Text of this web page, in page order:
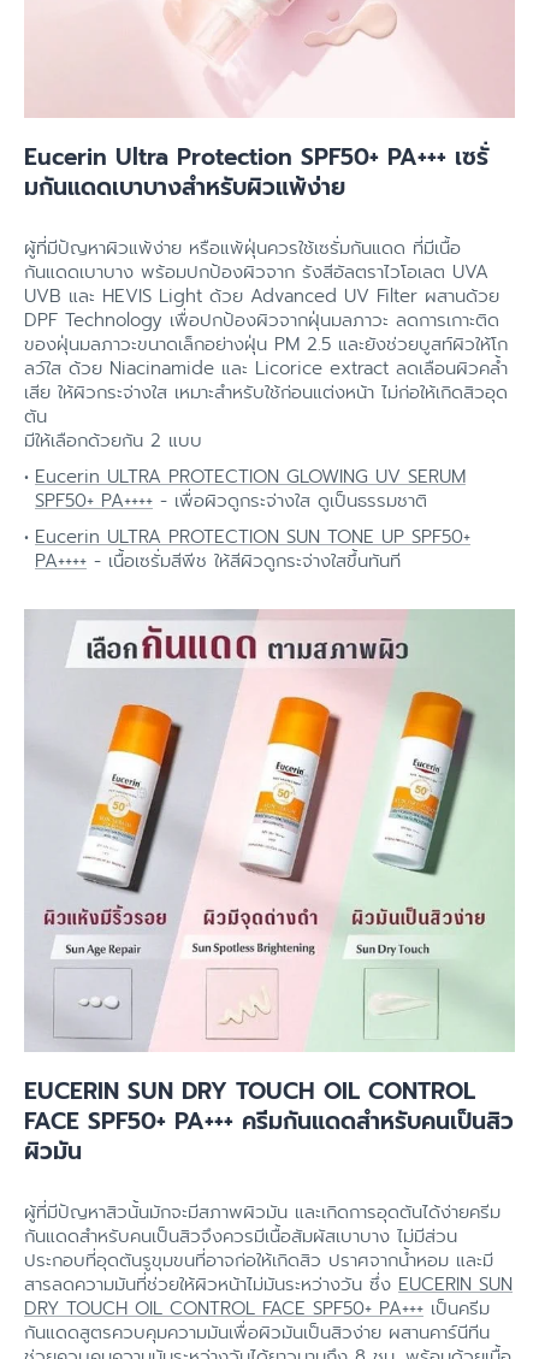
Eucerin Ultra Protection SPF50+ PA+++ เซรั่
มกันแดดเบาบางสำหรับผิวแพ้ง่าย
ผู้ที่มีปัญหาผิวแพ้ง่าย หรือแพ้ฝุ่นควรใช้เซรั่มกันแดด ที่มีเนื้อ
กันแดดเบาบาง พร้อมปกป้องผิวจาก รังสีอัลตราไวโอเลต UVA
UVB และ HEVIS Light ด้วย Advanced UV Filter ผสานด้วย
DPF Technology เพื่อปกป้องผิวจากฝุ่นมลภาวะ ลดการเกาะติด
ของฝุ่นมลภาวะขนาดเล็กอย่างฝุ่น PM 2.5 และยังช่วยบูสท์ผิวให้โก
ลว์ใส ด้วย Niacinamide และ Licorice extract ลดเลือนผิวคล้ำ
เสีย ให้ผิวกระจ่างใส เหมาะสำหรับใช้ก่อนแต่งหน้า ไม่ก่อให้เกิดสิวอุด
ตัน
มีให้เลือกด้วยกัน 2 แบบ
Eucerin ULTRA PROTECTION GLOWING UV SERUM
SPF50+ PA++++ - เพื่อผิวดูกระจ่างใส ดูเป็นธรรมชาติ
Eucerin ULTRA PROTECTION SUN TONE UP SPF50+
PA++++ - เนื้อเซรั่มสีพีช ให้สีผิวดูกระจ่างใสขึ้นทันที
EUCERIN SUN DRY TOUCH OIL CONTROL
FACE SPF50+ PA+++ ครีมกันแดดสำหรับคนเป็นสิว
ผิวมัน
ผู้ที่มีปัญหาสิวนั้นมักจะมีสภาพผิวมัน และเกิดการอุดตันได้ง่ายครีม
กันแดดสำหรับคนเป็นสิวจึงควรมีเนื้อสัมผัสเบาบาง ไม่มีส่วน
ประกอบที่อุดตันรูขุมขนที่อาจก่อให้เกิดสิว ปราศจากน้ำหอม และมี
สารลดความมันที่ช่วยให้ผิวหน้าไม่มันระหว่างวัน ซึ่ง EUCERIN SUN
DRY TOUCH OIL CONTROL FACE SPF50+ PA+++ เป็นครีม
กันแดดสูตรควบคุมความมันเพื่อผิวมันเป็นสิวง่าย ผสานคาร์นีทีน